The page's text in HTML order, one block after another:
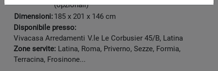
(opzionali)
Dimensioni:185 x 201 x 146 cm
Disponibile presso:
Vivacasa Arredamenti V.le Le Corbusier 45/B, Latina
Zone servite: Latina, Roma, Priverno, Sezze, Formia,
Terracina, Frosinone...